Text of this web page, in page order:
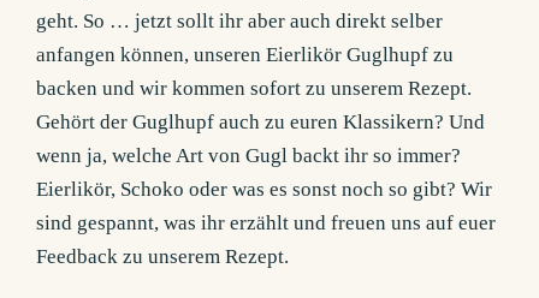
geht. So … jetzt sollt ihr aber auch direkt selber
anfangen können, unseren Eierlikör Guglhupf zu
backen und wir kommen sofort zu unserem Rezept.
Gehört der Guglhupf auch zu euren Klassikern? Und
wenn ja, welche Art von Gugl backt ihr so immer?
Eierlikör, Schoko oder was es sonst noch so gibt? Wir
sind gespannt, was ihr erzählt und freuen uns auf euer
Feedback zu unserem Rezept.